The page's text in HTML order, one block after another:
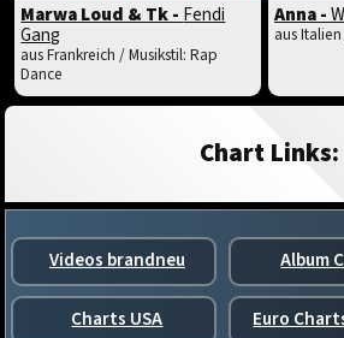
Marwa Loud & Tk - Fendi
Gang
aus Frankreich / Musikstil: Rap
Dance
Anna -
aus
Chart Links:
Videos brandneu Album
Charts USA Euro